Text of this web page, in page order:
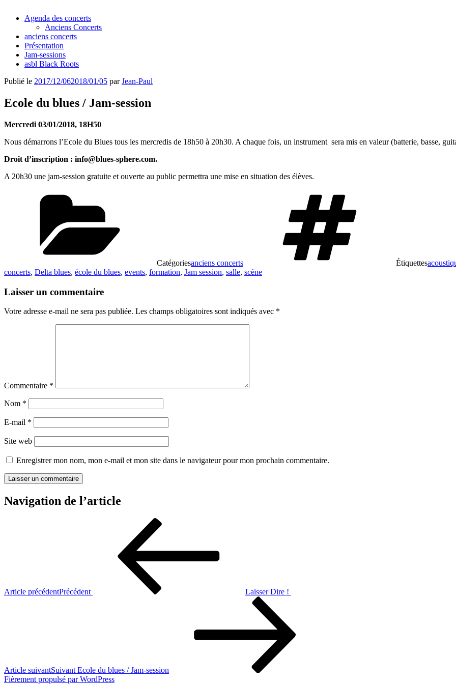
Agenda des concerts
Anciens Concerts
anciens concerts
Présentation
Jam-sessions
asbl Black Roots
Publié le 2017/12/062018/01/05 parJean-Paul
Ecole du blues / Jam-session
Mercredi 03/01/2018, 18H50
Nous démarrons l’Ecole du Blues tous les mercredis de 18h50 à 20h30. A chaque fois, un instrument sera mis en valeur (batterie, basse,
Droit d’inscription : info@blues-sphere.com.
A 20h30 une jam-session gratuite et ouverte au public permettra une mise en situation des élèves.
Catégoriesanciens concerts Étiquettes
concerts, Delta blues, école du blues, events, formation, Jam session, salle, scène
Laisser un commentaire
Votre adresse e-mail ne sera pas publiée. Les champs obligatoires sont indiqués avec *
Commentaire *
Nom *
E-mail *
Site web
Enregistrer mon nom, mon e-mail et mon site dans le navigateur pour mon prochain commentaire.
Navigation de l’article
Article précédentPrécédent Laisser Dire !
Article suivantSuivant Ecole du blues / Jam-session
Fièrement propulsé par WordPress